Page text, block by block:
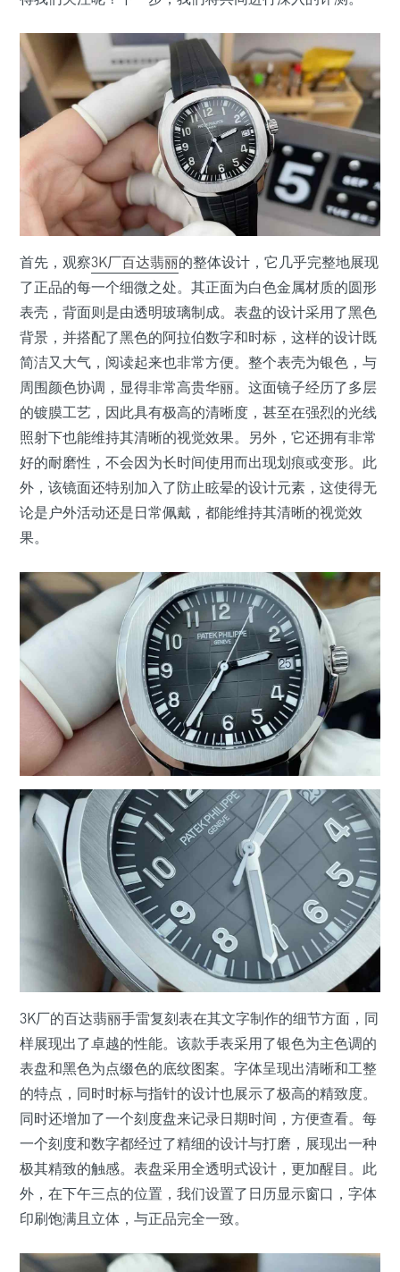
首先，观察3K厂百达翡丽的整体设计，它几乎完整地展现
了正品的每一个细微之处。其正面为白色金属材质的圆形
表壳，背面则是由透明玻璃制成。表盘的设计采用了黑色
背景，并搭配了黑色的阿拉伯数字和时标，这样的设计既
简洁又大气，阅读起来也非常方便。整个表壳为银色，与
周围颜色协调，显得非常高贵华丽。这面镜子经历了多层
的镀膜工艺，因此具有极高的清晰度，甚至在强烈的光线
照射下也能维持其清晰的视觉效果。另外，它还拥有非常
好的耐磨性，不会因为长时间使用而出现划痕或变形。此
外，该镜面还特别加入了防止眩晕的设计元素，这使得无
论是户外活动还是日常佩戴，都能维持其清晰的视觉效
果。
3K厂的百达翡丽手雷复刻表在其文字制作的细节方面，同
样展现出了卓越的性能。该款手表采用了银色为主色调的
表盘和黑色为点缀色的底纹图案。字体呈现出清晰和工整
的特点，同时时标与指针的设计也展示了极高的精致度。
同时还增加了一个刻度盘来记录日期时间，方便查看。每
一个刻度和数字都经过了精细的设计与打磨，展现出一种
极其精致的触感。表盘采用全透明式设计，更加醒目。此
外，在下午三点的位置，我们设置了日历显示窗口，字体
印刷饱满且立体，与正品完全一致。